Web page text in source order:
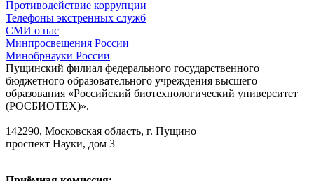
Противодействие коррупции
Телефоны экстренных служб
СМИ о нас
Минпросвещения России
Минобрнауки России
Пущинский филиал федерального государственного
бюджетного образовательного учреждения высшего
образования «Российский биотехнологический университет
(РОСБИОТЕХ)».
142290, Московская область, г. Пущино
проспект Науки, дом 3